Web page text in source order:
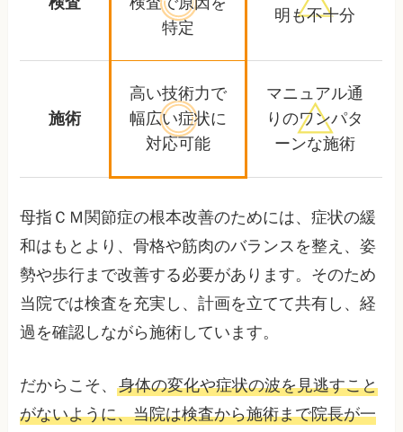
特定
明も不十分
施術
高い技術力で
幅広い症状に
対応可能
マニュアル通
りのワンパタ
ーンな施術
母指ＣＭ関節症の根本改善のためには、症状の緩
和はもとより、骨格や筋肉のバランスを整え、姿
勢や歩行まで改善する必要があります。そのため
当院では検査を充実し、計画を立てて共有し、経
過を確認しながら施術しています。
だからこそ、身体の変化や症状の波を見逃すこと
がないように、当院は検査から施術まで院長が一